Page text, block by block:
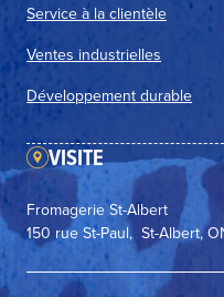
Service à la clientèle
Ventes industrielles
Développement durable
VISITE
Fromagerie St-Albert
150 rue St-Paul, St-Albert,